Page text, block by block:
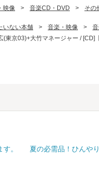
映像 > 音楽CD・DVD > その
いない本舗 > 音楽・映像 >
(東京03)+大竹マネージャー / [CD]
。 夏の必需品！ひんや